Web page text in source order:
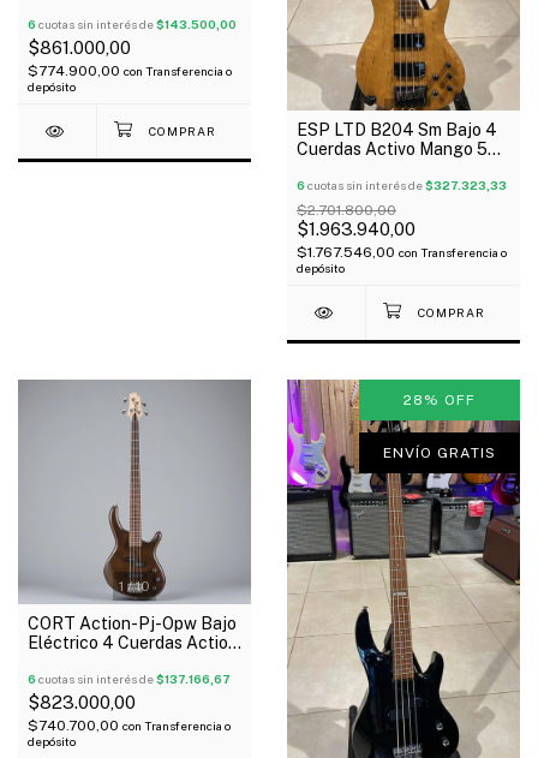
Presicion Jazz Bass
6 cuotas sin interés de$143.500,00
$861.000,00
$774.900,00 con Transferencia o
depósito
1/6
ESP LTD B204 Sm Bajo 4
Cuerdas Activo Mango 5
Outlet!
6 cuotas sin interés de$327.323,33
$2.701.800,00
$1.963.940,00
$1.767.546,00 con Transferencia o
depósito
1 /10
CORT Action-Pj-Opw Bajo
Eléctrico 4 Cuerdas Action
6 cuotas sin interés de$137.166,67
$823.000,00
$740.700,00 con Transferencia o
depósito
28 % OFF
ENVÍO GRATIS